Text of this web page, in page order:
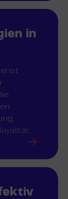
in
ist